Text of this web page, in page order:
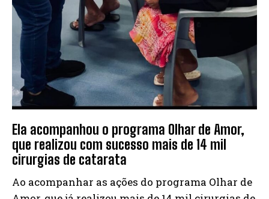
Ela acompanhou o programa Olhar de Amor,
que realizou com sucesso mais de 14 mil
cirurgias de catarata
Ao acompanhar as ações do programa Olhar de